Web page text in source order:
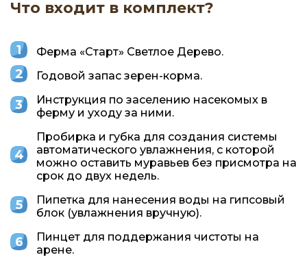
Что входит в комплект?
Ферма «Старт» Светлое Дерево.
Годовой запас зерен-корма.
Инструкция по заселению насекомых в
ферму и уходу за ними.
Пробирка и губка для создания системы
автоматического увлажнения, с которой
можно оставить муравьев без присмотра на
срок до двух недель.
Пипетка для нанесения воды на гипсовый
блок (увлажнения вручную).
Пинцет для поддержания чистоты на
арене.